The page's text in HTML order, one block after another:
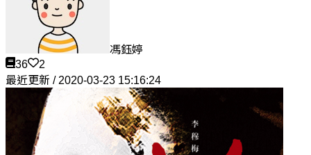
馮鈺婷
36
2
最近更新 / 2020-03-23 15:16:24